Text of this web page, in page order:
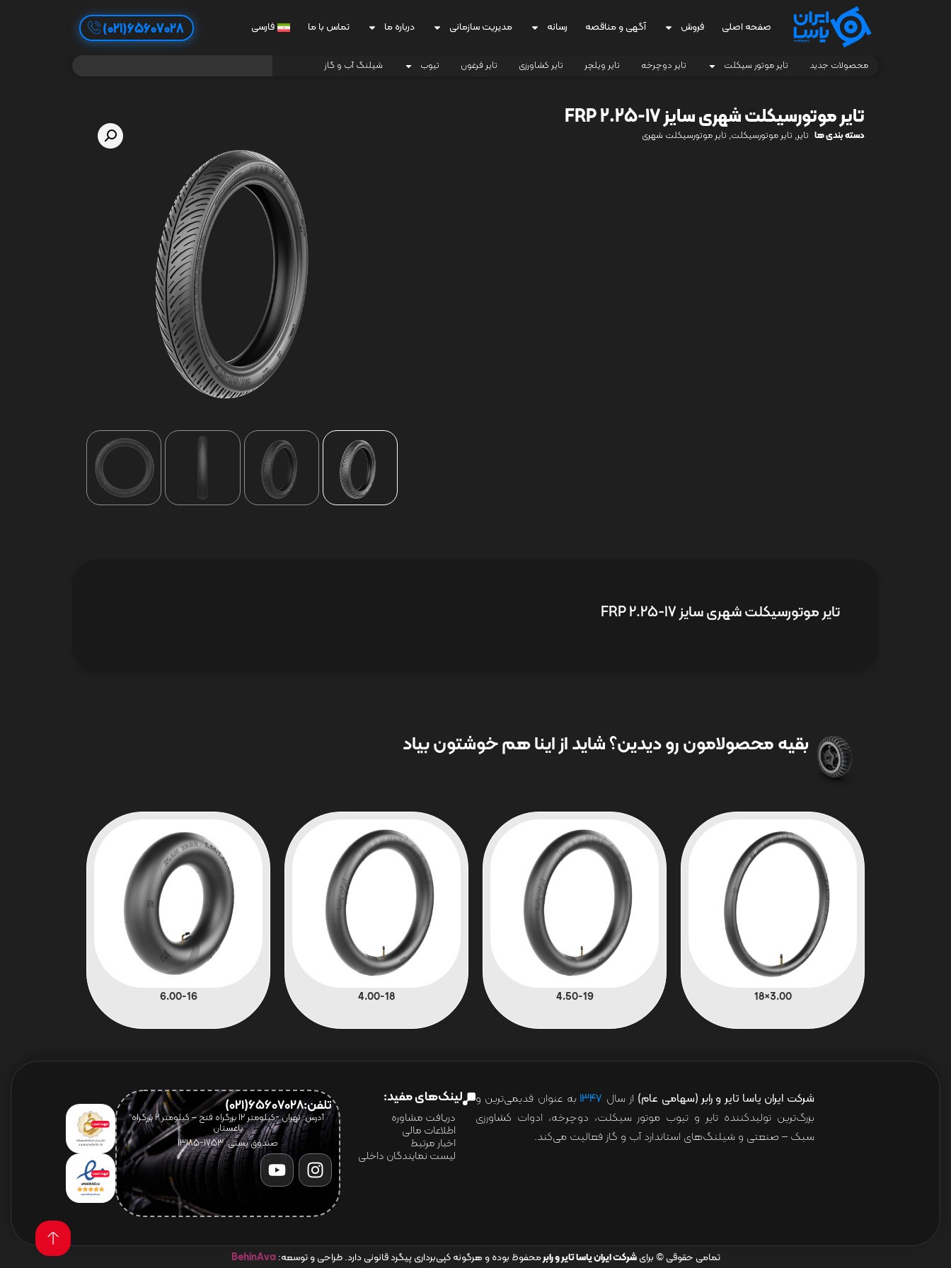
صفحه اصلی فروش آگهی و مناقصه رسانه مدیریت سازمانی درباره ما تماس با ما فارسی 65607028(021)
محصولات جدید تایر موتور سیکلت تایر دوچرخه تایر ویلچر تایر کشاورزی تایر فرغون تیوب شیلنگ آب و گاز
تایر موتورسیکلت شهری سایز 17-2.25 FRP
دسته بندی ها تایر, تایر موتورسیکلت, تایر موتورسیکلت شهری
تایر موتورسیکلت شهری سایز 17-2.25 FRP
بقیه محصولامون رو دیدین؟ شاید از اینا هم خوشتون بیاد
3.00×18
4.50-19
4.00-18
6.00-16
شرکت ایران یاسا تایر و رابر (سهامی عام) از سال ۱۳۴۷ به عنوان قدیمی‌ترین و
بزرگ‌ترین تولیدکننده تایر و تیوب موتور سیکلت، دوچرخه، ادوات کشاورزی
سبک – صنعتی و شیلنگ‌های استاندارد آب و گاز فعالیت می‌کند.
لینک‌های مفید:
دریافت مشاوره
اطلاعات مالی
اخبار مرتبط
لیست نمایندگان داخلی
تلفن:65607028(021)
آدرس: تهران -کیلومتر 12 بزرگراه فتح – کیلومتر ۲ بزرگراه
باغستان
صندوق پستی: 1753-13185
تمامی حقوقی © برایشرکت ایران یاسا تایر و رابرمحفوظ بوده و هرگونه کپی‌برداری پیگرد قانونی دارد. طراحی و توسعه:BehinAva